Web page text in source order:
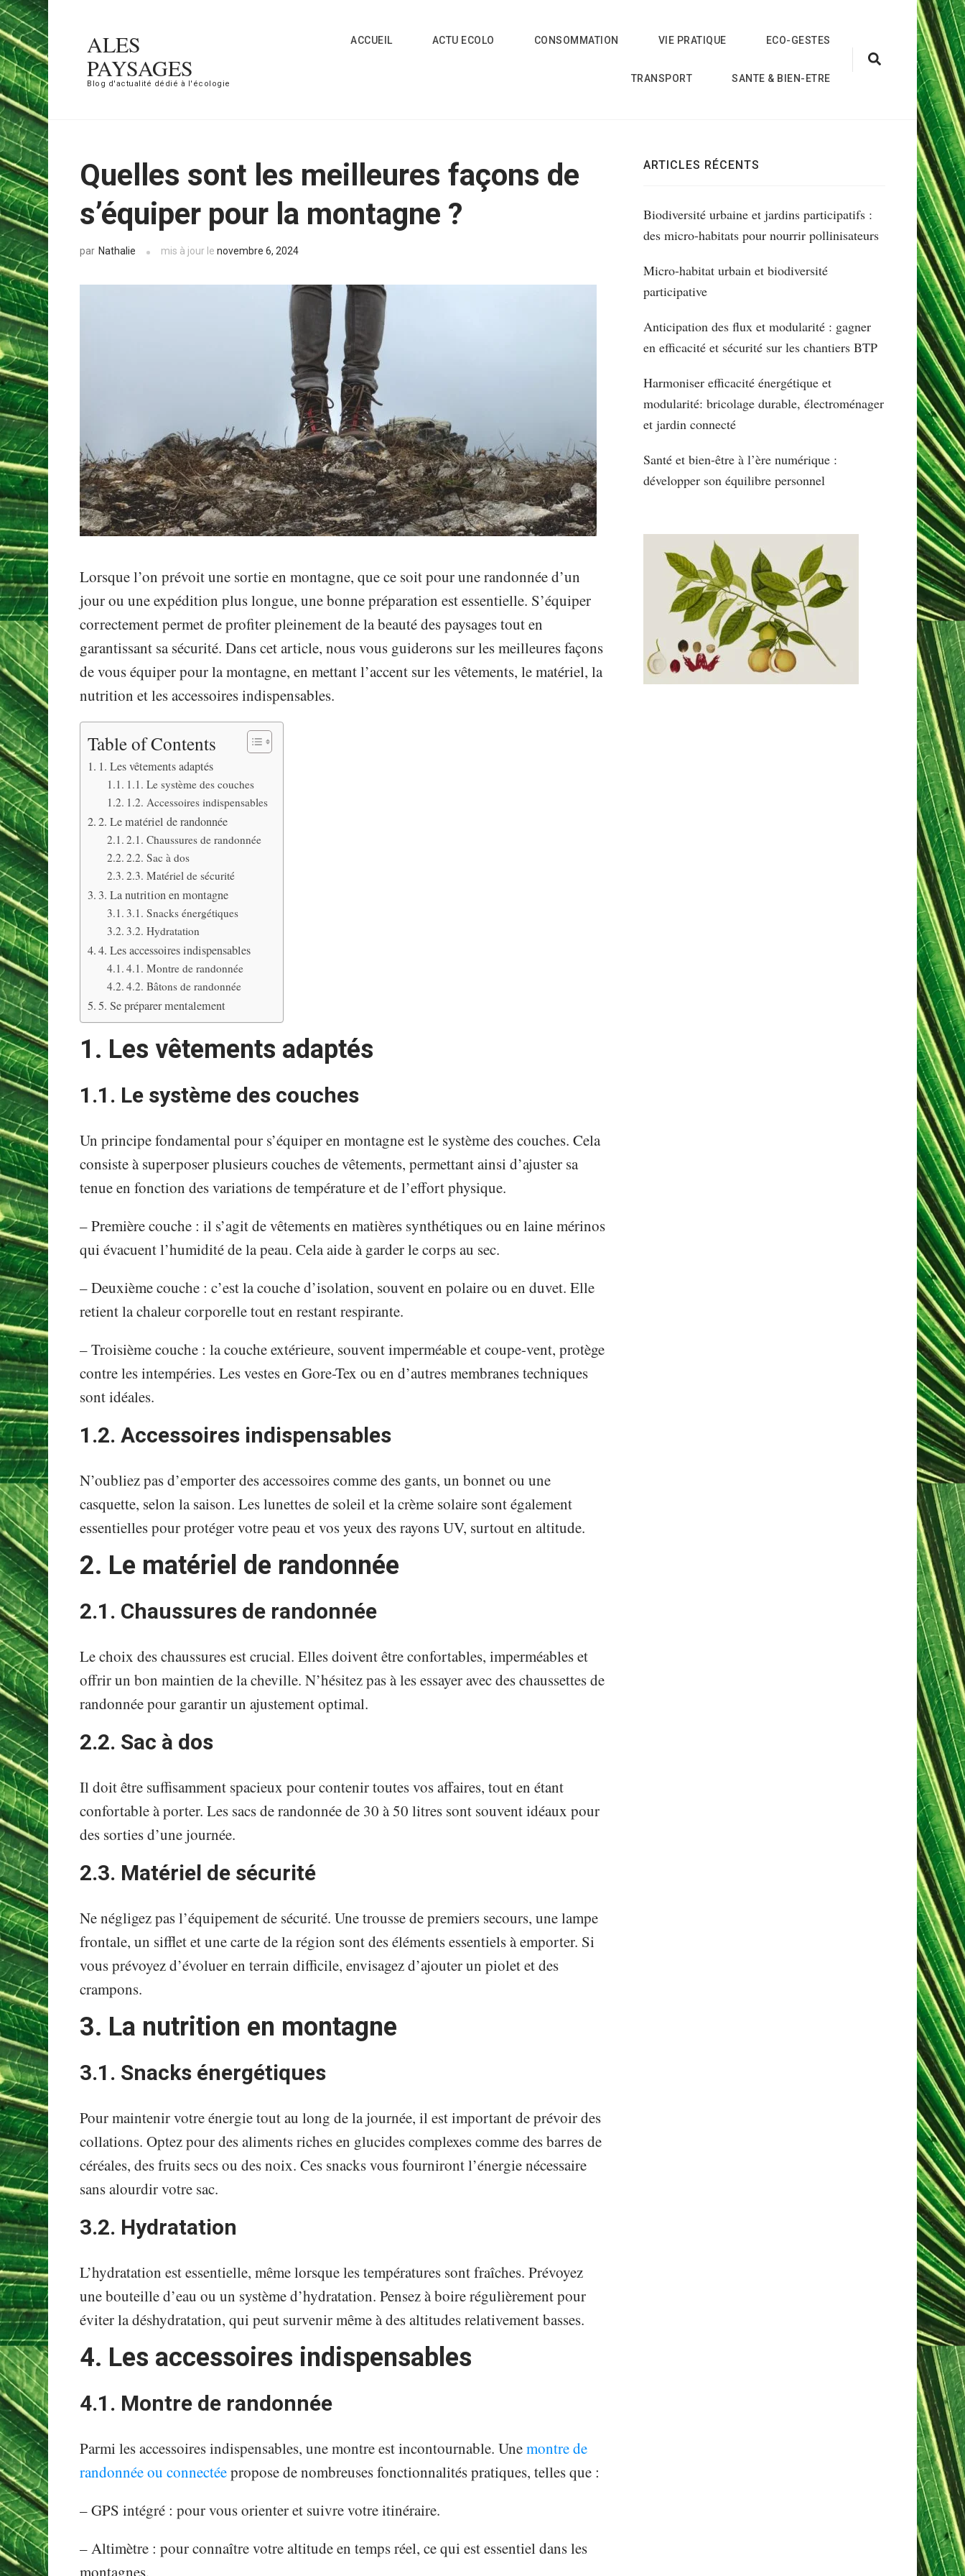
Aller
au
contenu
(Pressez
Entrée)
ALES
PAYSAGES
Blog d'actualité dédié à l'écologie
ACCUEIL ACTU ECOLO CONSOMMATION VIE PRATIQUE ECO-GESTES
TRANSPORT SANTE & BIEN-ETRE
Quelles sont les meilleures façons de
s’équiper pour la montagne ?
par Nathalie mis à jour lenovembre 6, 2024
Lorsque l’on prévoit une sortie en montagne, que ce soit pour une randonnée d’un
jour ou une expédition plus longue, une bonne préparation est essentielle. S’équiper
correctement permet de profiter pleinement de la beauté des paysages tout en
garantissant sa sécurité. Dans cet article, nous vous guiderons sur les meilleures façons
de vous équiper pour la montagne, en mettant l’accent sur les vêtements, le matériel, la
nutrition et les accessoires indispensables.
Table of Contents
1. Les vêtements adaptés
1.1. Le système des couches
1.2. Accessoires indispensables
2. Le matériel de randonnée
2.1. Chaussures de randonnée
2.2. Sac à dos
2.3. Matériel de sécurité
3. La nutrition en montagne
3.1. Snacks énergétiques
3.2. Hydratation
4. Les accessoires indispensables
4.1. Montre de randonnée
4.2. Bâtons de randonnée
5. Se préparer mentalement
1. Les vêtements adaptés
1.1. Le système des couches
Un principe fondamental pour s’équiper en montagne est le système des couches. Cela
consiste à superposer plusieurs couches de vêtements, permettant ainsi d’ajuster sa
tenue en fonction des variations de température et de l’effort physique.
– Première couche : il s’agit de vêtements en matières synthétiques ou en laine mérinos
qui évacuent l’humidité de la peau. Cela aide à garder le corps au sec.
– Deuxième couche : c’est la couche d’isolation, souvent en polaire ou en duvet. Elle
retient la chaleur corporelle tout en restant respirante.
– Troisième couche : la couche extérieure, souvent imperméable et coupe-vent, protège
contre les intempéries. Les vestes en Gore-Tex ou en d’autres membranes techniques
sont idéales.
1.2. Accessoires indispensables
N’oubliez pas d’emporter des accessoires comme des gants, un bonnet ou une
casquette, selon la saison. Les lunettes de soleil et la crème solaire sont également
essentielles pour protéger votre peau et vos yeux des rayons UV, surtout en altitude.
2. Le matériel de randonnée
2.1. Chaussures de randonnée
Le choix des chaussures est crucial. Elles doivent être confortables, imperméables et
offrir un bon maintien de la cheville. N’hésitez pas à les essayer avec des chaussettes de
randonnée pour garantir un ajustement optimal.
2.2. Sac à dos
Il doit être suffisamment spacieux pour contenir toutes vos affaires, tout en étant
confortable à porter. Les sacs de randonnée de 30 à 50 litres sont souvent idéaux pour
des sorties d’une journée.
2.3. Matériel de sécurité
Ne négligez pas l’équipement de sécurité. Une trousse de premiers secours, une lampe
frontale, un sifflet et une carte de la région sont des éléments essentiels à emporter. Si
vous prévoyez d’évoluer en terrain difficile, envisagez d’ajouter un piolet et des
crampons.
3. La nutrition en montagne
3.1. Snacks énergétiques
Pour maintenir votre énergie tout au long de la journée, il est important de prévoir des
collations. Optez pour des aliments riches en glucides complexes comme des barres de
céréales, des fruits secs ou des noix. Ces snacks vous fourniront l’énergie nécessaire
sans alourdir votre sac.
3.2. Hydratation
L’hydratation est essentielle, même lorsque les températures sont fraîches. Prévoyez
une bouteille d’eau ou un système d’hydratation. Pensez à boire régulièrement pour
éviter la déshydratation, qui peut survenir même à des altitudes relativement basses.
4. Les accessoires indispensables
4.1. Montre de randonnée
Parmi les accessoires indispensables, une montre est incontournable. Unemontre de
randonnée ou connectéepropose de nombreuses fonctionnalités pratiques, telles que :
– GPS intégré : pour vous orienter et suivre votre itinéraire.
– Altimètre : pour connaître votre altitude en temps réel, ce qui est essentiel dans les
montagnes.
ARTICLES RÉCENTS
Biodiversité urbaine et jardins participatifs :
des micro-habitats pour nourrir pollinisateurs
Micro-habitat urbain et biodiversité
participative
Anticipation des flux et modularité : gagner
en efficacité et sécurité sur les chantiers BTP
Harmoniser efficacité énergétique et
modularité: bricolage durable, électroménager
et jardin connecté
Santé et bien-être à l’ère numérique :
développer son équilibre personnel